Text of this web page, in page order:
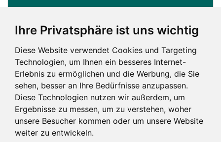
Ihre Privatsphäre ist uns wichtig
Diese Website verwendet Cookies und Targeting
Technologien, um Ihnen ein besseres Internet-
Erlebnis zu ermöglichen und die Werbung, die Sie
sehen, besser an Ihre Bedürfnisse anzupassen.
Diese Technologien nutzen wir außerdem, um
Ergebnisse zu messen, um zu verstehen, woher
unsere Besucher kommen oder um unsere Website
weiter zu entwickeln.
U
Urbach (Unstruttal)
A C G H U